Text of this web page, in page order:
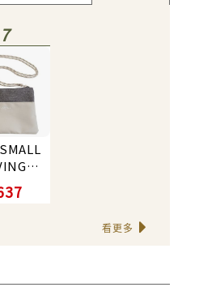
7
機能隨
穩深灰
看更多